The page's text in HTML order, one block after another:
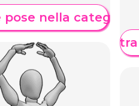
pose nella categoria